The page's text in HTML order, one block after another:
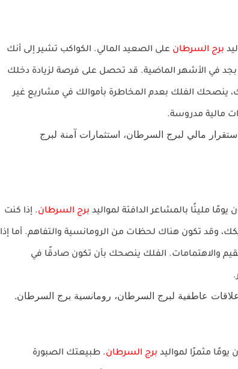
برج السرطان على الصعيد المالي. الكواكب تشير إلى أنك
في الأشهر الماضية. قد تحصل على فرصة لزيادة دخلك
ينصحك الفلك بعدم المخاطرة بأموالك في مشاريع غير
مالية مدروسة.
مالي لبرج السرطان، استثمارات آمنة لبرج
برج السرطان. إذا كنت
وقد تكون هناك لحظات من الرومانسية والتفاهم. أما إذا
والاهتمامات. الفلك ينصحك بأن تكون صادقًا في
عاطفية لبرج السرطان، رومانسية برج السرطان.
برج السرطان. طبيعتك الصبورة